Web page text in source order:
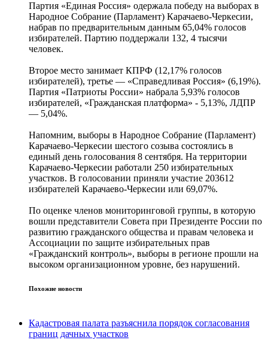
Партия «Единая Россия» одержала победу на выборах в
Народное Собрание (Парламент) Карачаево-Черкесии,
набрав по предварительным данным 65,04% голосов
избирателей. Партию поддержали 132, 4 тысячи
человек.
Второе место занимает КПРФ (12,17% голосов
избирателей), третье — «Справедливая Россия» (6,19%).
Партия «Патриоты России» набрала 5,93% голосов
избирателей, «Гражданская платформа» - 5,13%, ЛДПР
— 5,04%.
Напомним, выборы в Народное Собрание (Парламент)
Карачаево-Черкесии шестого созыва состоялись в
единый день голосования 8 сентября. На территории
Карачаево-Черкесии работали 250 избирательных
участков. В голосовании приняли участие 203612
избирателей Карачаево-Черкесии или 69,07%.
По оценке членов мониторинговой группы, в которую
вошли представители Совета при Президенте России по
развитию гражданского общества и правам человека и
Ассоциации по защите избирательных прав
«Гражданский контроль», выборы в регионе прошли на
высоком организационном уровне, без нарушений.
Похожие новости
Кадастровая палата разъяснила порядок согласования
границ дачных участков